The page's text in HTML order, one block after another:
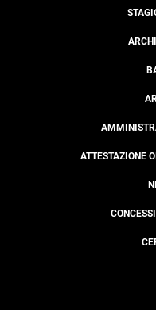
ATTESTAZIONE